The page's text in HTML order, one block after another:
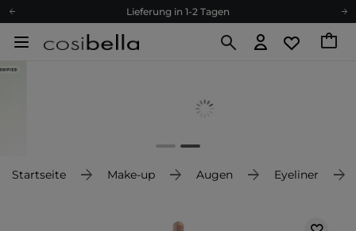
Lieferung in 1-2 Tagen
Empfehle uns weiter und sammle noch mehr Punkte
Versand nach Deutschland und Österreich
Lieferung in 1-2 Tagen
Empfehle uns weiter und sammle noch mehr Punkte
Ökologie
Startseite Make-up Augen Eyeliner